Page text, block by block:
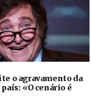
o agravamento da
«O cenário é